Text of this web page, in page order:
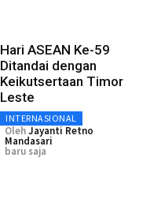
Hari ASEAN Ke-59
Ditandai dengan
Keikutsertaan Timor
Leste
INTERNASIONAL
OlehJayanti Retno
Mandasari
baru saja